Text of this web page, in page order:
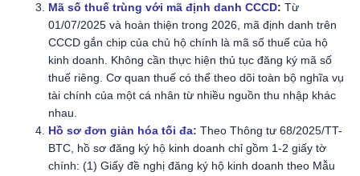
Mã số thuế trùng với mã định danh CCCD: Từ
01/07/2025 và hoàn thiện trong 2026, mã định danh trên
CCCD gắn chip của chủ hộ chính là mã số thuế của hộ
kinh doanh. Không cần thực hiện thủ tục đăng ký mã số
thuế riêng. Cơ quan thuế có thể theo dõi toàn bộ nghĩa vụ
tài chính của một cá nhân từ nhiều nguồn thu nhập khác
nhau.
Hồ sơ đơn giản hóa tối đa: Theo Thông tư 68/2025/TT-
BTC, hồ sơ đăng ký hộ kinh doanh chỉ gồm 1-2 giấy tờ
chính: (1) Giấy đề nghị đăng ký hộ kinh doanh theo Mẫu